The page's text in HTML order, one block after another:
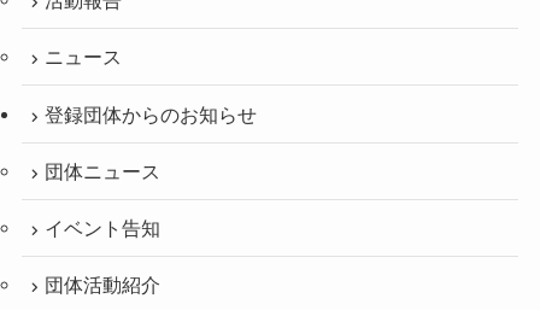
ニュース
登録団体からのお知らせ
団体ニュース
イベント告知
団体活動紹介